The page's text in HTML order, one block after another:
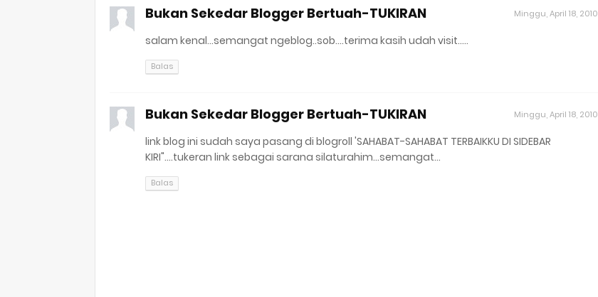
Bukan Sekedar Blogger Bertuah-TUKIRAN Minggu, April 18, 2010
salam kenal...semangat ngeblog..sob....terima kasih udah visit.....
Balas
Bukan Sekedar Blogger Bertuah-TUKIRAN Minggu, April 18, 2010
link blog ini sudah saya pasang di blogroll 'SAHABAT-SAHABAT TERBAIKKU DI SIDEBAR
KIRI"....tukeran link sebagai sarana silaturahim...semangat...
Balas